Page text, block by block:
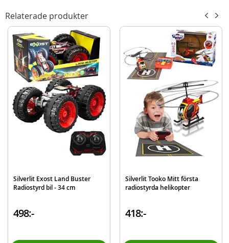
Toppfart: 12 km/t
Innehåller:
Silverlit RC Exost Pixie radiostyrd bil
Fjärrkontroll
Detaljer:
Mått: 30 x 13 x 17 cm
Batteribehov: 8 x AA (ingår)
Ålder: från 5 år
EAN 4891813202271
Relaterade produkter
Silverlit Exost Land Buster
Radiostyrd bil - 34 cm
498:-
Silverlit Tooko Mitt första
radiostyrda helikopter
418:-